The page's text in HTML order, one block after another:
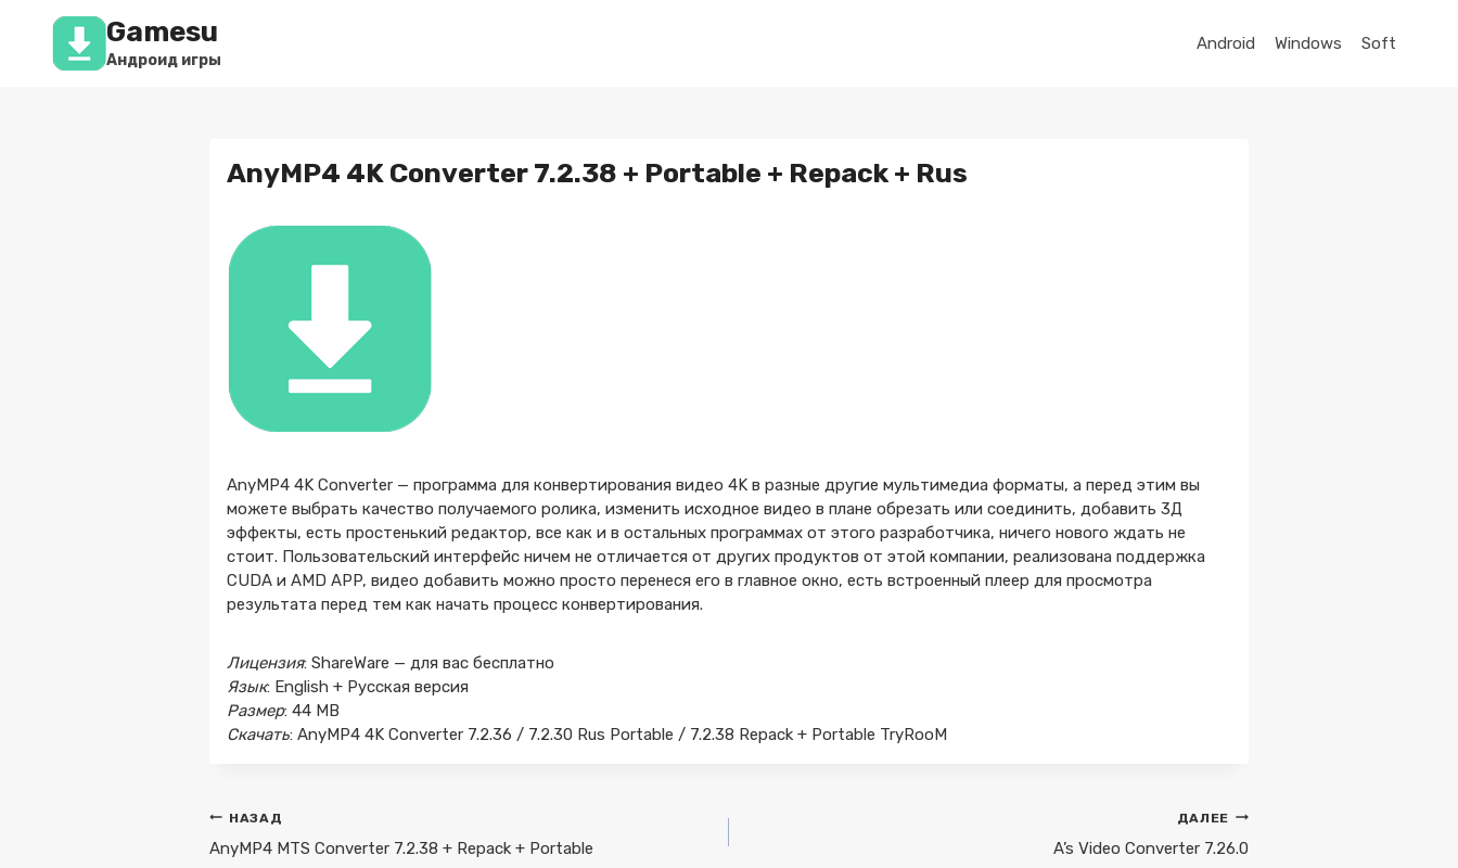
Перейти
содержимому
Gamesu
Андроид игры
Android Windows Soft
AnyMP4 4K Converter 7.2.38 + Portable + Repack + Rus
AnyMP4 4K Converter — программа для конвертирования видео 4K в разные другие мультимедиа форматы, а перед этим вы
можете выбрать качество получаемого ролика, изменить исходное видео в плане обрезать или соединить, добавить 3Д
эффекты, есть простенький редактор, все как и в остальных программах от этого разработчика, ничего нового ждать не
стоит. Пользовательский интерфейс ничем не отличается от других продуктов от этой компании, реализована поддержка
CUDA и AMD APP, видео добавить можно просто перенеся его в главное окно, есть встроенный плеер для просмотра
результата перед тем как начать процесс конвертирования.
Лицензия: ShareWare — для вас бесплатно
Язык: English + Русская версия
Размер: 44 MB
Скачать: AnyMP4 4K Converter 7.2.36 / 7.2.30 Rus Portable / 7.2.38 Repack + Portable TryRooM
Навигация
по
НАЗАД
AnyMP4 MTS Converter 7.2.38 + Repack + Portable
ДАЛЕЕ
A’s Video Converter 7.26.0